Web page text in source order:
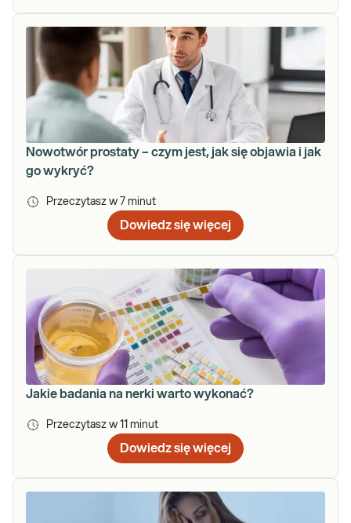
Nowotwór prostaty – czym jest, jak się objawia i jak
go wykryć?
Przeczytasz w 7 minut
Dowiedz się więcej
Jakie badania na nerki warto wykonać?
Przeczytasz w 11 minut
Dowiedz się więcej